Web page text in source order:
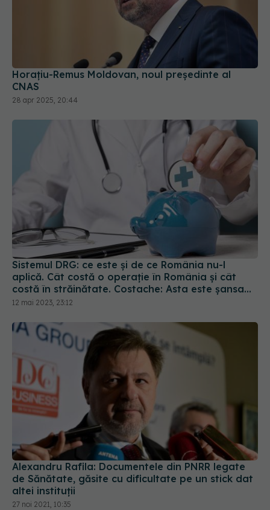
Horaţiu-Remus Moldovan, noul președinte al
CNAS
28 apr 2025, 20:44
Sistemul DRG: ce este și de ce România nu-l
aplică. Cât costă o operație în România și cât
costă în străinătate. Costache: Asta este șansa
noastră
12 mai 2023, 23:12
Alexandru Rafila: Documentele din PNRR legate
de Sănătate, găsite cu dificultate pe un stick dat
altei instituții
27 noi 2021, 10:35